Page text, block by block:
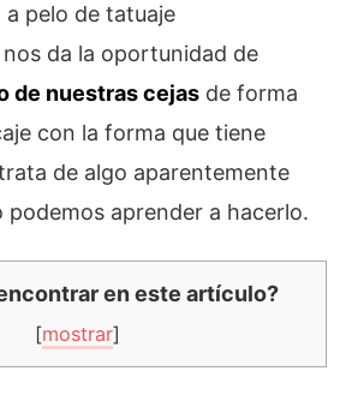
pelo de tatuaje
da la oportunidad de
de nuestras cejas de forma
con la forma que tiene
de algo aparentemente
podemos aprender a hacerlo.
en este artículo?
[mostrar]